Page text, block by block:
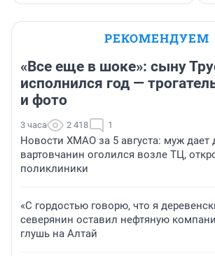
РЕКОМЕНДУЕМ
«Все еще в шоке»: сыну
исполнился год —
и фото
3 часа 2 418 1
Новости ХМАО за 5 августа: муж дает
вартовчанин оголился возле ТЦ,
поликлиники
«С гордостью говорю, что я
северянин оставил нефтяную
глушь на Алтай